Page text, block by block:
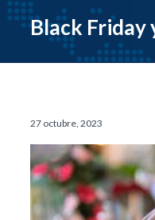
Black Friday
27 octubre, 2023